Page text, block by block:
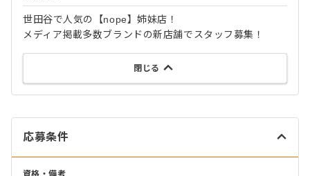
世田谷で人気の【nope】姉妹店！
メディア掲載多数ブランドの新店舗でスタッフ募集！
閉じる
応募条件
資格・備考